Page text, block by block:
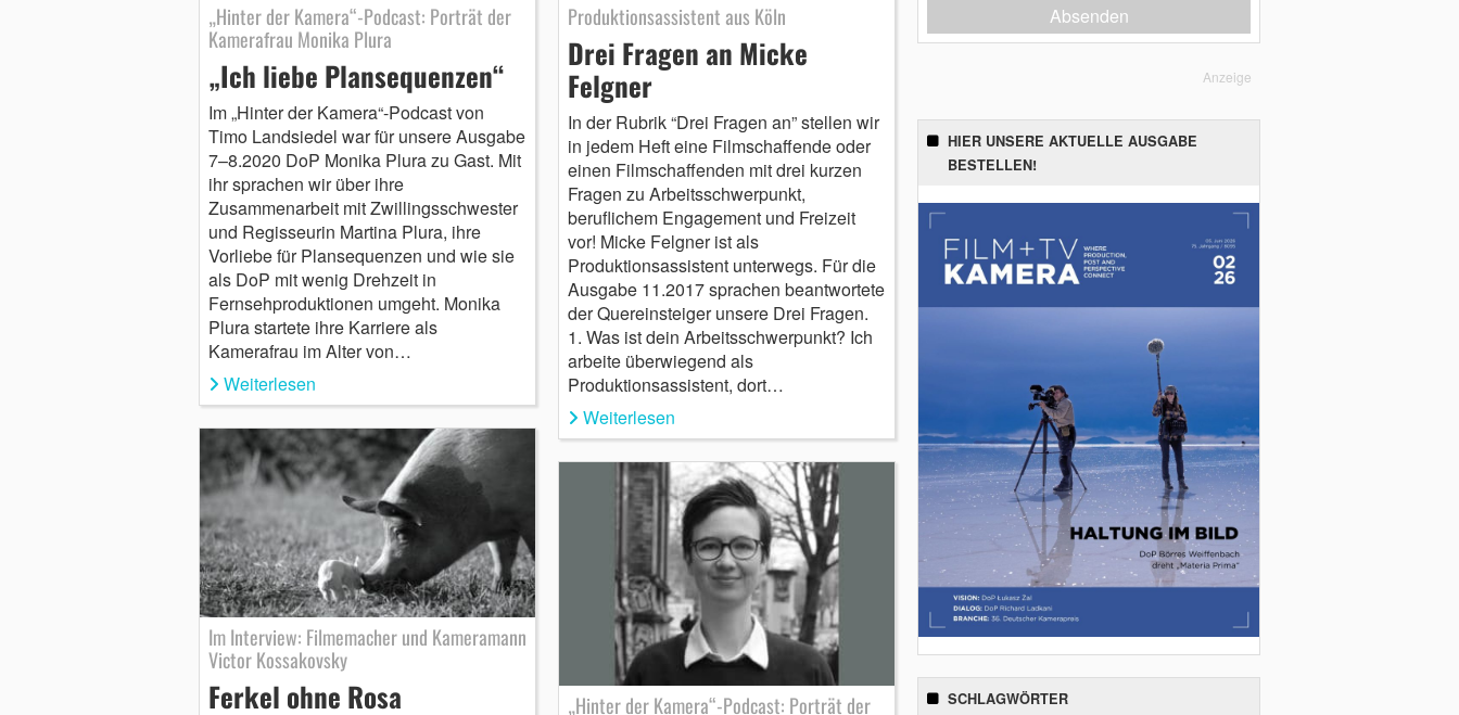
„Hinter der Kamera“-Podcast: Porträt der
Kamerafrau Monika Plura
„Ich liebe Plansequenzen“
Im „Hinter der Kamera“-Podcast von
Timo Landsiedel war für unsere Ausgabe
7–8.2020 DoP Monika Plura zu Gast. Mit
ihr sprachen wir über ihre
Zusammenarbeit mit Zwillingsschwester
und Regisseurin Martina Plura, ihre
Vorliebe für Plansequenzen und wie sie
als DoP mit wenig Drehzeit in
Fernsehproduktionen umgeht. Monika
Plura startete ihre Karriere als
Kamerafrau im Alter von…
Weiterlesen
Im Interview: Filmemacher und Kameramann
Victor Kossakovsky
Ferkel ohne Rosa
Produktionsassistent aus Köln
Drei Fragen an Micke
Felgner
In der Rubrik “Drei Fragen an” stellen wir
in jedem Heft eine Filmschaffende oder
einen Filmschaffenden mit drei kurzen
Fragen zu Arbeitsschwerpunkt,
beruflichem Engagement und Freizeit
vor! Micke Felgner ist als
Produktionsassistent unterwegs. Für die
Ausgabe 11.2017 sprachen beantwortete
der Quereinsteiger unsere Drei Fragen.
1. Was ist dein Arbeitsschwerpunkt? Ich
arbeite überwiegend als
Produktionsassistent, dort…
Weiterlesen
„Hinter der Kamera“-Podcast: Porträt der
Absenden
Anzeige
HIER UNSERE AKTUELLE AUSGABE
BESTELLEN!
SCHLAGWÖRTER